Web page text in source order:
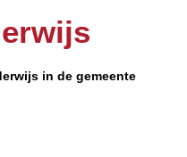
in de gemeente